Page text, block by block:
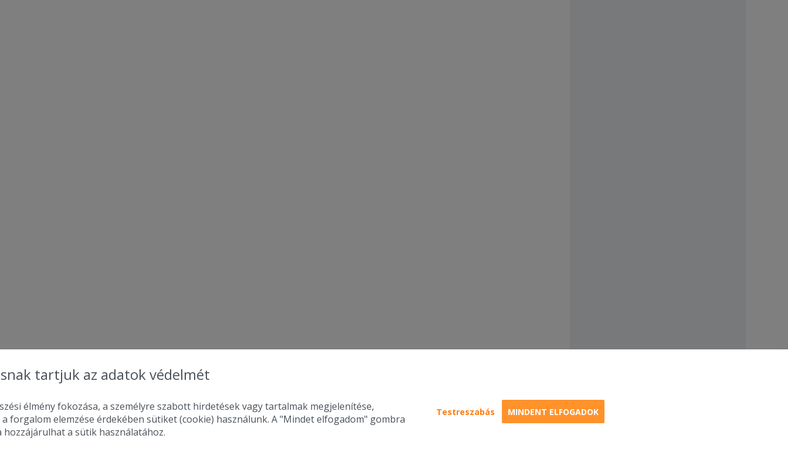
tartjuk az adatok védelmét
élmény fokozása, a személyre szabott hirdetések vagy tartalmak megjelenítése,
forgalom elemzése érdekében sütiket (cookie) használunk. A "Mindet elfogadom" gombra
a sütik használatához.
Testreszabás MINDENT ELFOGADOK